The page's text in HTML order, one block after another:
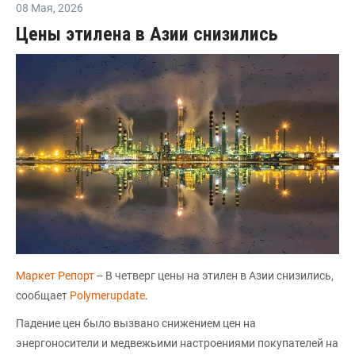
08 Мая, 2026
Цены этилена в Азии снизились
Маркет Репорт-- В четверг цены на этилен в Азии снизились,
сообщает Polymerupdate.
Падение цен было вызвано снижением цен на
энергоносители и медвежьими настроениями покупателей на